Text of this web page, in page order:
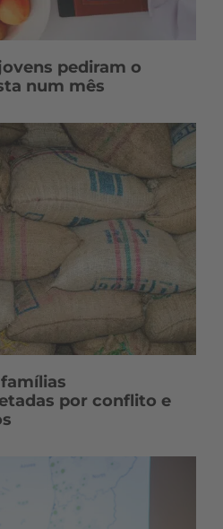
pediram o
num mês
por conflito e